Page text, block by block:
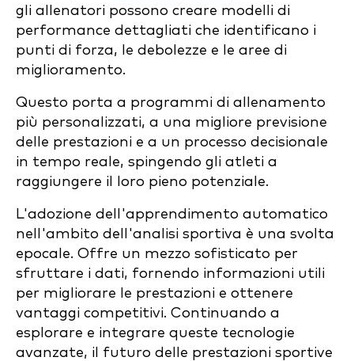
gli allenatori possono creare modelli di
performance dettagliati che identificano i
punti di forza, le debolezze e le aree di
miglioramento.
Questo porta a programmi di allenamento
più personalizzati, a una migliore previsione
delle prestazioni e a un processo decisionale
in tempo reale, spingendo gli atleti a
raggiungere il loro pieno potenziale.
L'adozione dell'apprendimento automatico
nell'ambito dell'analisi sportiva è una svolta
epocale. Offre un mezzo sofisticato per
sfruttare i dati, fornendo informazioni utili
per migliorare le prestazioni e ottenere
vantaggi competitivi. Continuando a
esplorare e integrare queste tecnologie
avanzate, il futuro delle prestazioni sportive